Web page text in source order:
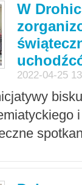
W
2022-04-25